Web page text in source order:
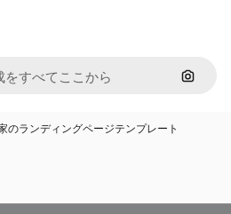
画像で
のランディングページテンプレート